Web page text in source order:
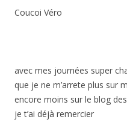
Coucoi Véro
avec mes journées super
que je ne m’arrete plus sur
encore moins sur le blog
je t’ai déjà remercier